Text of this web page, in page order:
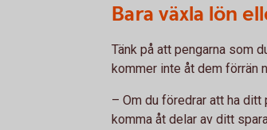
Bara växla lön
Tänk på att pengarna som
kommer inte åt dem förrän
– Om du föredrar att ha
komma åt delar av ditt